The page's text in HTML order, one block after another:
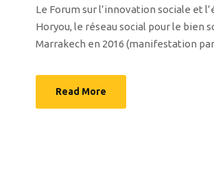
Le Forum sur l’innovation sociale et
Horyou, le réseau social pour le bien
Marrakech en 2016 (manifestation
Read More